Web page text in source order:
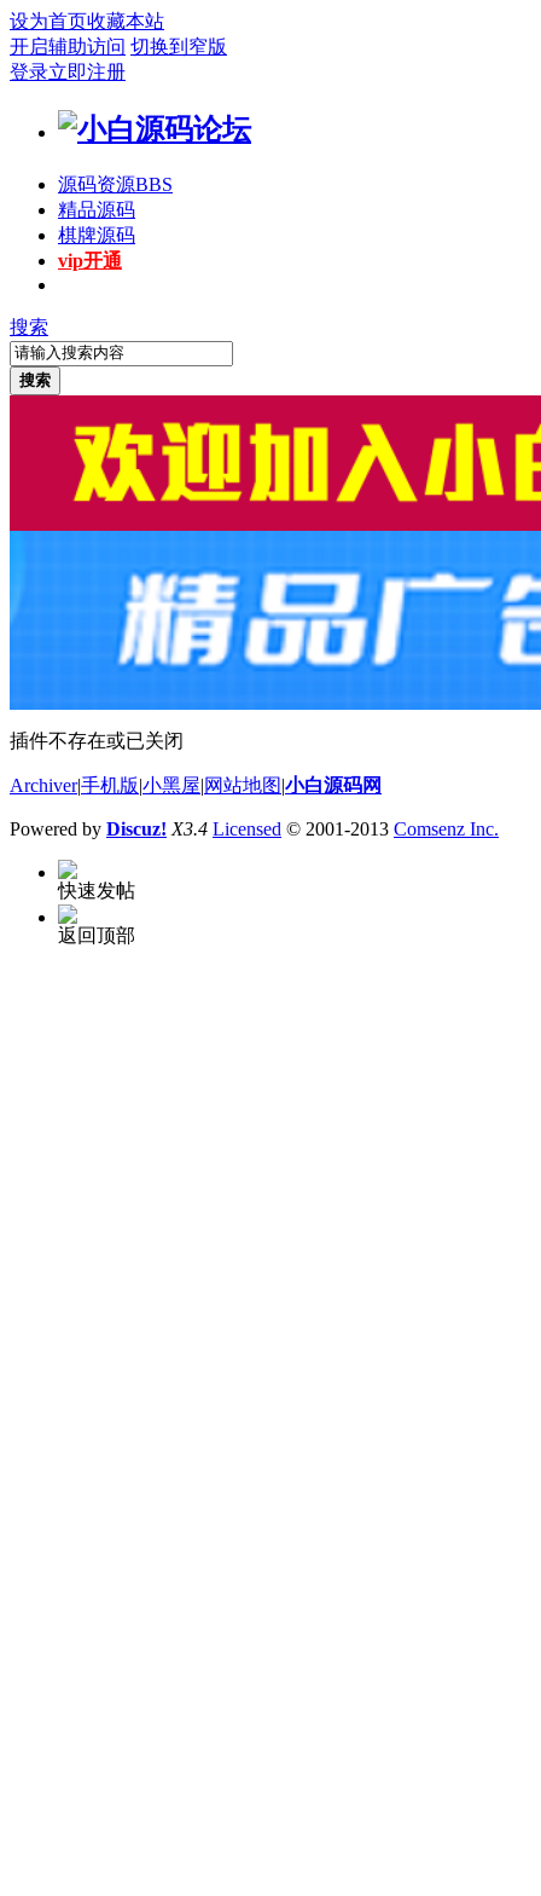
设为首页收藏本站
开启辅助访问 切换到窄版
登录立即注册
源码资源BBS
精品源码
棋牌源码
vip开通
搜索
搜索
插件不存在或已关闭
Archiver|手机版 小黑屋 网站地图 小白源码网
Powered by Discuz! X3.4 Licensed © 2001-2013 Comsenz Inc.
快速发帖
返回顶部